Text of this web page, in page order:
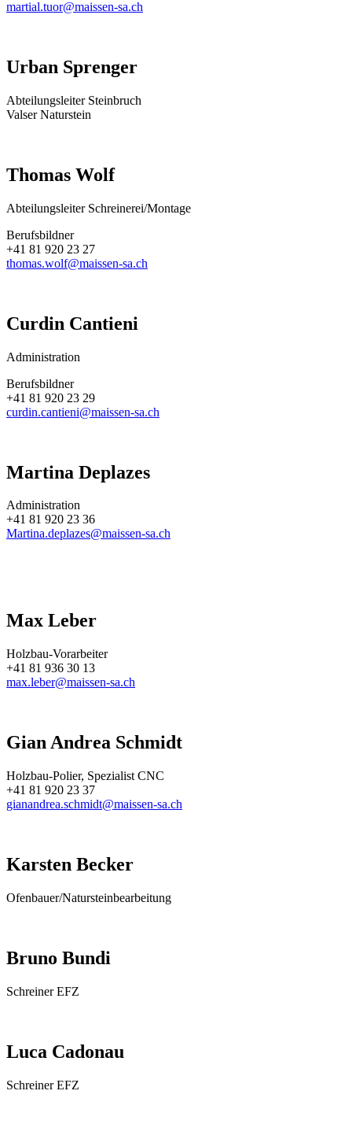
martial.tuor@maissen-sa.ch
Urban Sprenger
Abteilungsleiter Steinbruch
Valser Naturstein
Thomas Wolf
Abteilungsleiter Schreinerei/Montage
Berufsbildner
+41 81 920 23 27
thomas.wolf@maissen-sa.ch
Curdin Cantieni
Administration
Berufsbildner
+41 81 920 23 29
curdin.cantieni@maissen-sa.ch
Martina Deplazes
Administration
+41 81 920 23 36
Martina.deplazes@maissen-sa.ch
Max Leber
Holzbau-Vorarbeiter
+41 81 936 30 13
max.leber@maissen-sa.ch
Gian Andrea Schmidt
Holzbau-Polier, Spezialist CNC
+41 81 920 23 37
gianandrea.schmidt@maissen-sa.ch
Karsten Becker
Ofenbauer/Natursteinbearbeitung
Bruno Bundi
Schreiner EFZ
Luca Cadonau
Schreiner EFZ